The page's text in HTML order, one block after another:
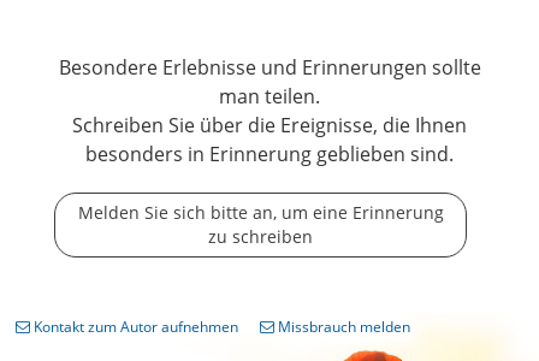
Besondere Erlebnisse und Erinnerungen sollte
man teilen.
Schreiben Sie über die Ereignisse, die Ihnen
besonders in Erinnerung geblieben sind.
Melden Sie sich bitte an, um eine Erinnerung
zu schreiben
Kontakt zum Autor aufnehmen Missbrauch melden